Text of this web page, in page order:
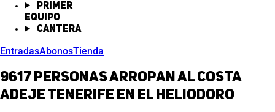
Primer
equipo
Cantera
EntradasAbonosTienda
9617 personas arropan al Costa
Adeje Tenerife en el Heliodoro